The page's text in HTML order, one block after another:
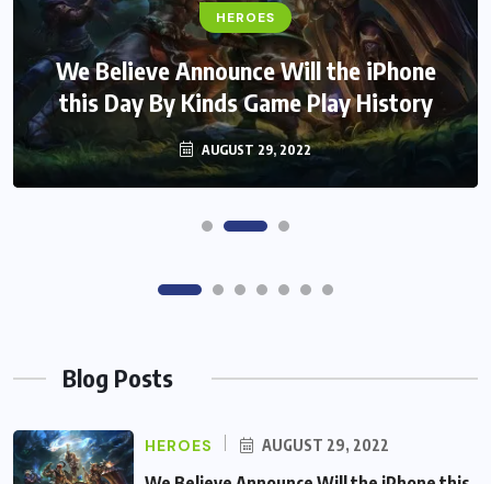
FANTASY
Monster Jam Titans success farms their
efforts
AUGUST 29, 2022
HEROES
Assassin’s Creed Clip Swiss as State
Secretart for
AUGUST 29, 2022
Blog Posts
HEROES AUGUST 29, 2022